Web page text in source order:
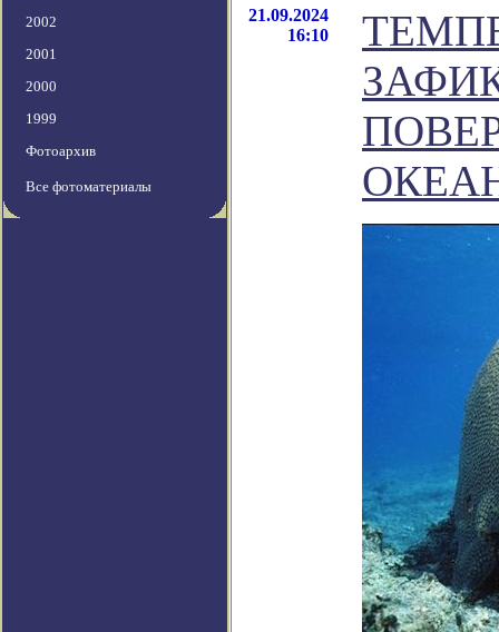
2002
2001
2000
1999
Фотоархив
Все фотоматериалы
21.09.2024
16:10